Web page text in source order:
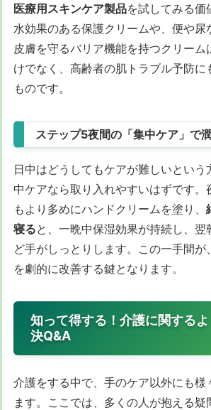
医療用スキンケア製品を試してみる価
水効果のある保護クリームや、便や尿
皮膚を守るバリア機能を持つクリーム
けでなく、高齢者の肌トラブル予防に
ものです。
ステップ5夜間の「集中ケア」で
日中はどうしてもケアが難しいという
中ケアなら取り入れやすいはずです。
もより多めにハンドクリームを塗り、
寝ると、一晩中保湿効果が持続し、翌
ど手がしっとりします。この一手間が
を劇的に改善する鍵となります。
知って得する！介護に関する
決Q&A
介護をする中で、手のケア以外にも様
ます。ここでは、多くの人が抱える